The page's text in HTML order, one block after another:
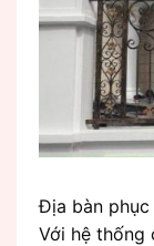
Địa bàn
Với hệ thống